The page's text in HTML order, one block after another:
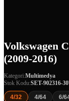
Volkswagen
(2009-2016)
Kategori:Multimedya
Stok Kodu:SET-902316-
4/32 4/64 6/